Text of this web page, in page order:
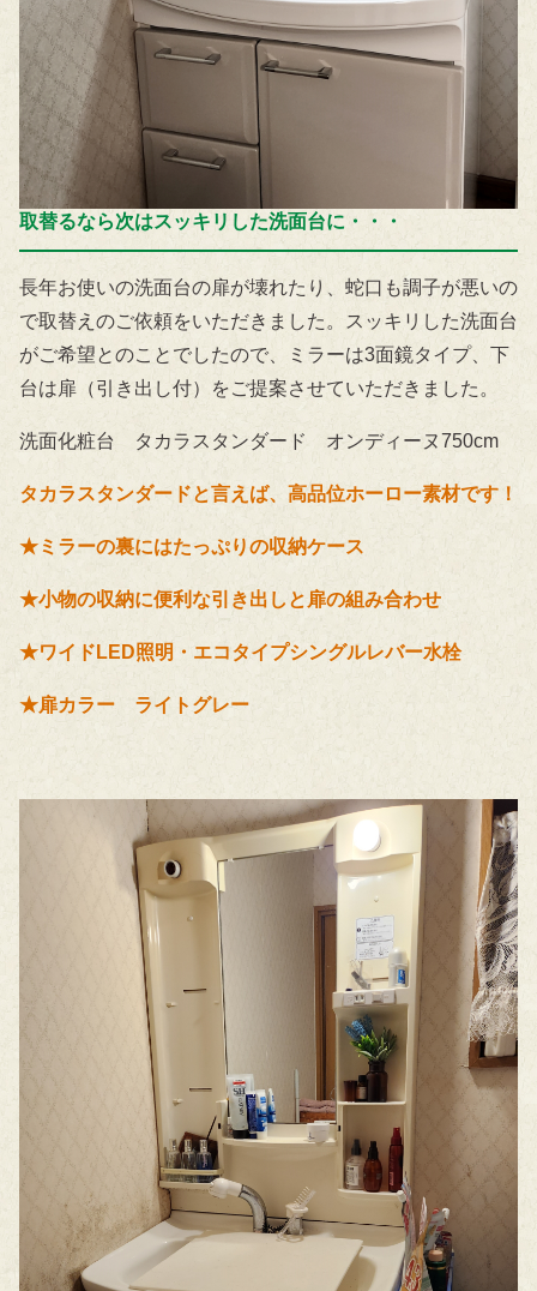
取替るなら次はスッキリした洗面台に・・・
長年お使いの洗面台の扉が壊れたり、蛇口も調子が悪いの
で取替えのご依頼をいただきました。スッキリした洗面台
がご希望とのことでしたので、ミラーは3面鏡タイプ、下
台は扉（引き出し付）をご提案させていただきました。
洗面化粧台 タカラスタンダード オンディーヌ750cm
タカラスタンダードと言えば、高品位ホーロー素材です！
★ミラーの裏にはたっぷりの収納ケース
★小物の収納に便利な引き出しと扉の組み合わせ
★ワイドLED照明・エコタイプシングルレバー水栓
★扉カラー ライトグレー